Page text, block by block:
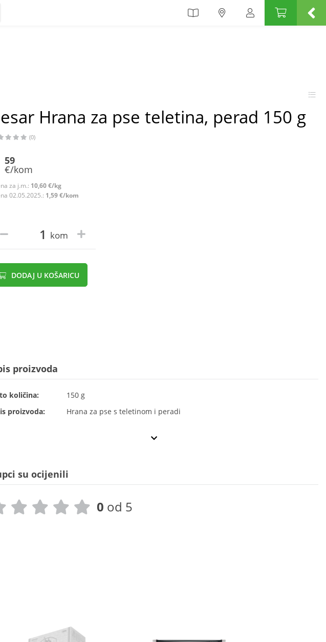
Hrana za pse teletina, perad 150 g
(0)
59
€/kom
za j.m.: 10,60 €/kg
02.05.2025.: 1,59 €/kom
kom
DODAJ U KOŠARICU
proizvoda
količina:
150 g
proizvoda:
Hrana za pse s teletinom i peradi
su ocijenili
0 od 5